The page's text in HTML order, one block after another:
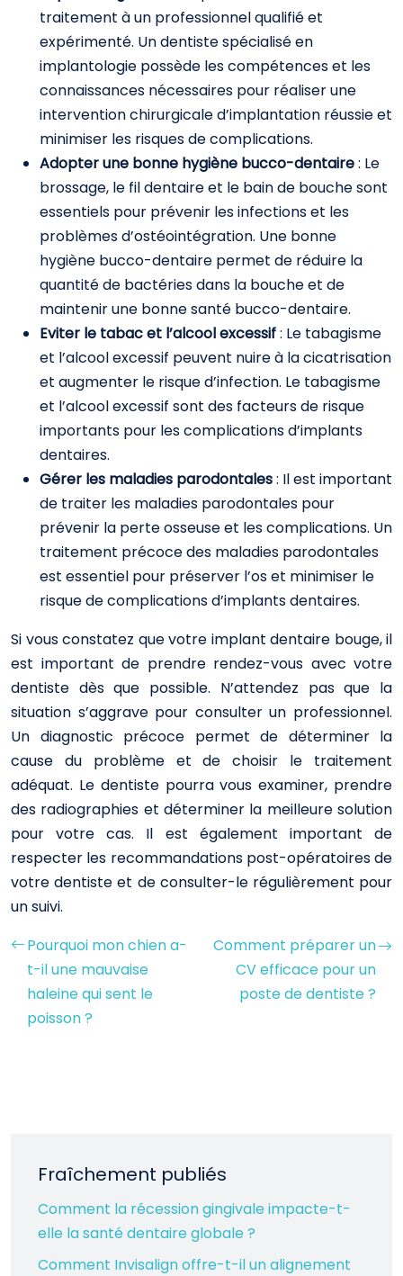
traitement à un professionnel qualifié et
expérimenté. Un dentiste spécialisé en
implantologie possède les compétences et les
connaissances nécessaires pour réaliser une
intervention chirurgicale d’implantation réussie et
minimiser les risques de complications.
Adopter une bonne hygiène bucco-dentaire: Le
brossage, le fil dentaire et le bain de bouche sont
essentiels pour prévenir les infections et les
problèmes d’ostéointégration. Une bonne
hygiène bucco-dentaire permet de réduire la
quantité de bactéries dans la bouche et de
maintenir une bonne santé bucco-dentaire.
Eviter le tabac et l’alcool excessif: Le tabagisme
et l’alcool excessif peuvent nuire à la cicatrisation
et augmenter le risque d’infection. Le tabagisme
et l’alcool excessif sont des facteurs de risque
importants pour les complications d’implants
dentaires.
Gérer les maladies parodontales: Il est important
de traiter les maladies parodontales pour
prévenir la perte osseuse et les complications. Un
traitement précoce des maladies parodontales
est essentiel pour préserver l’os et minimiser le
risque de complications d’implants dentaires.
Si vous constatez que votre implant dentaire bouge, il
est important de prendre rendez-vous avec votre
dentiste dès que possible. N’attendez pas que la
situation s’aggrave pour consulter un professionnel.
Un diagnostic précoce permet de déterminer la
cause du problème et de choisir le traitement
adéquat. Le dentiste pourra vous examiner, prendre
des radiographies et déterminer la meilleure solution
pour votre cas. Il est également important de
respecter les recommandations post-opératoires de
votre dentiste et de consulter-le régulièrement pour
un suivi.
Pourquoi mon chien a-
t-il une mauvaise
haleine qui sent le
poisson ?
Comment préparer un
CV efficace pour un
poste de dentiste ?
Fraîchement publiés
Comment la récession gingivale impacte-t-
elle la santé dentaire globale ?
Comment Invisalign offre-t-il un alignement